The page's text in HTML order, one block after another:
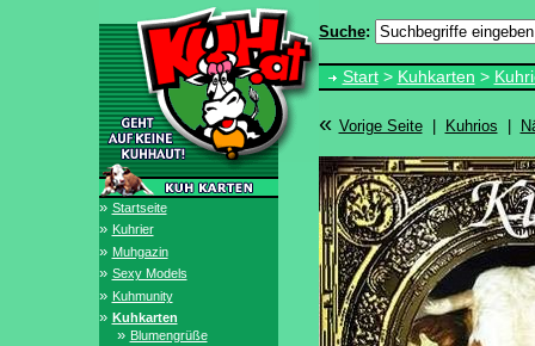
» Startseite
» Kuhrier
» Muhgazin
» Sexy Models
» Kuhmunity
» Kuhkarten
» Blumengrüße
Suche:
Start > Kuhkarten >
« Vorige Seite Kuhrios